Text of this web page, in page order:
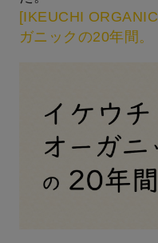
[IKEUCHI
ガニックの20年間。